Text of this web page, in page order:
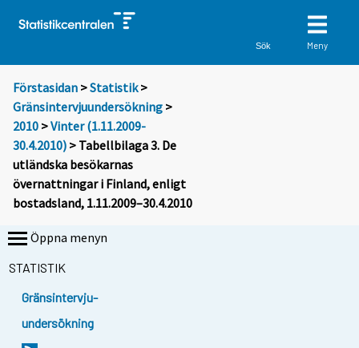
Sök Meny
Förstasidan >Statistik >
Gränsintervjuundersökning >
2010 >Vinter (1.11.2009-
30.4.2010) > Tabellbilaga 3. De
utländska besökarnas
övernattningar i Finland, enligt
bostadsland, 1.11.2009–30.4.2010
Öppna menyn
STATISTIK
Gränsintervju-
undersökning